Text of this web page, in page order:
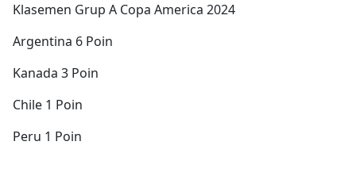
Klasemen Grup A Copa America 2024
Argentina 6 Poin
Kanada 3 Poin
Chile 1 Poin
Peru 1 Poin